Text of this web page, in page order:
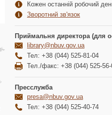
Кожен останній робочий
Зворотний зв'язок
Приймальня директора (для
library@nbuv.gov.ua
Тел: +38 (044) 525-81-04
Тел./факс: +38 (044) 525-56-
Пресслужба
presa@nbuv.gov.ua
Тел: +38 (044) 525-40-74